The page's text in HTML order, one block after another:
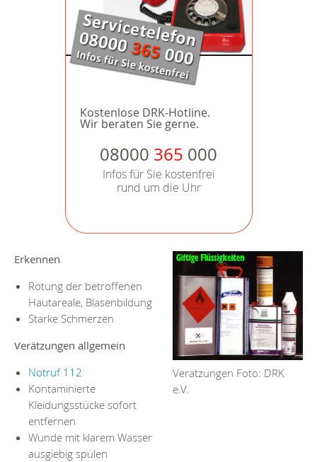
Kostenlose DRK-Hotline.
Wir beraten Sie gerne.
08000 365 000
Infos für Sie kostenfrei
rund um die Uhr
Verätzungen Foto: DRK
e.V.
Erkennen
Rötung der betroffenen
Hautareale, Blasenbildung
Starke Schmerzen
Verätzungen allgemein
Notruf 112
Kontaminierte
Kleidungsstücke sofort
entfernen
Wunde mit klarem Wasser
ausgiebig spülen